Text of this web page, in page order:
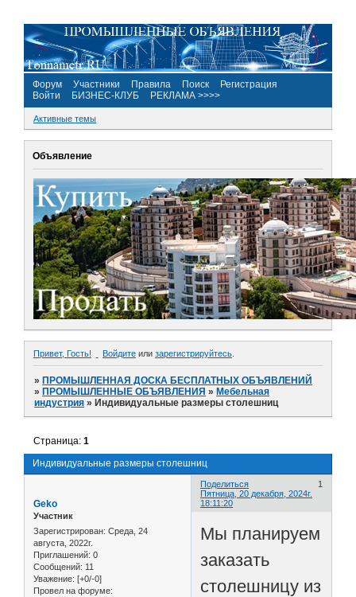
Форум Участники Правила Поиск
Регистрация
Войти
БИЗНЕС-КЛУБ РЕКЛАМА >>>>
Активные темы
Объявление
Привет, Гость! Войдите или зарегистрируйтесь
»ПРОМЫШЛЕННАЯ ДОСКА БЕСПЛАТНЫХ ОБЪЯВЛЕНИЙ
»ПРОМЫШЛЕННЫЕ ОБЪЯВЛЕНИЯ »Мебельная
индустрия »Индивидуальные размеры столешниц
Индивидуальные размеры столешниц
Страница:1
Поделиться
1
Пятница, 20 декабря, 2024г.
18:11:20
Geko
Участник
Зарегистрирован: Среда, 24
августа, 2022г.
Приглашений: 0
Сообщений: 11
Уважение: [+0/-0]
Провел на форуме:
Мы планируем
заказать
столешницу из